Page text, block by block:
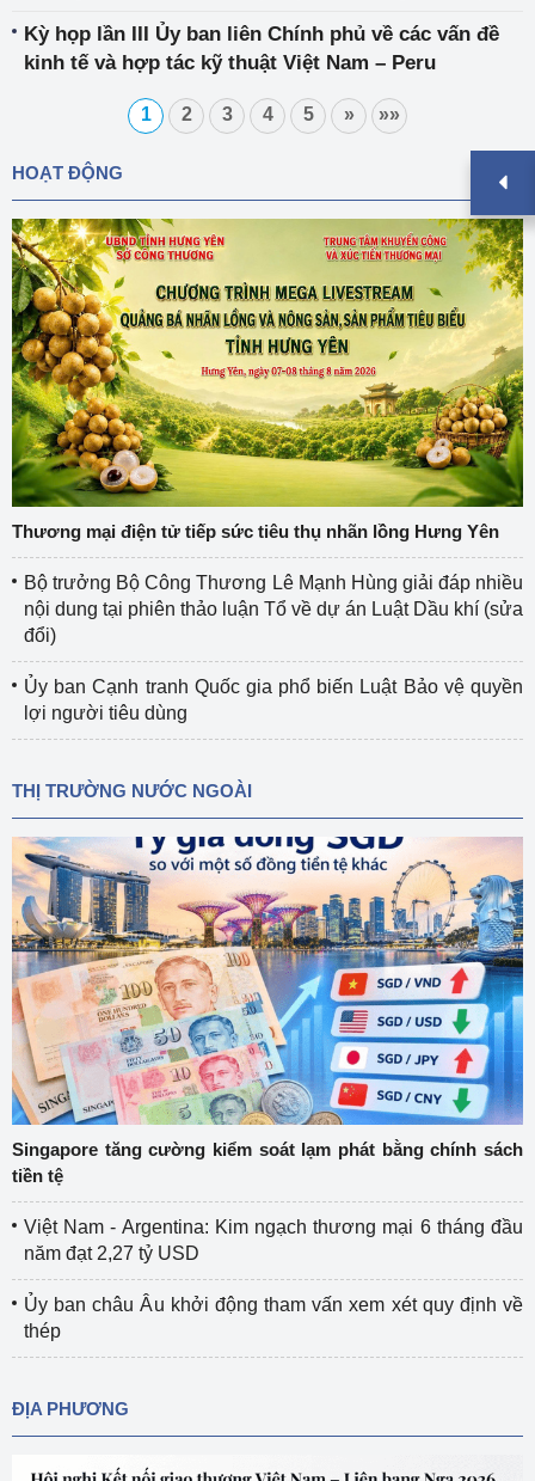
triển hệ thống đường sắt Việt Nam
Kỳ họp lần III Ủy ban liên Chính phủ về các vấn đề
kinh tế và hợp tác kỹ thuật Việt Nam – Peru
1 2 3 4 5 » »»
HOẠT ĐỘNG
Thương mại điện tử tiếp sức tiêu thụ nhãn lồng Hưng Yên
Bộ trưởng Bộ Công Thương Lê Mạnh Hùng giải đáp nhiều
nội dung tại phiên thảo luận Tổ về dự án Luật Dầu khí (sửa
đổi)
Ủy ban Cạnh tranh Quốc gia phổ biến Luật Bảo vệ quyền
lợi người tiêu dùng
THỊ TRƯỜNG NƯỚC NGOÀI
Singapore tăng cường kiểm soát lạm phát bằng chính sách
tiền tệ
Việt Nam - Argentina: Kim ngạch thương mại 6 tháng đầu
năm đạt 2,27 tỷ USD
Ủy ban châu Âu khởi động tham vấn xem xét quy định về
thép
ĐỊA PHƯƠNG